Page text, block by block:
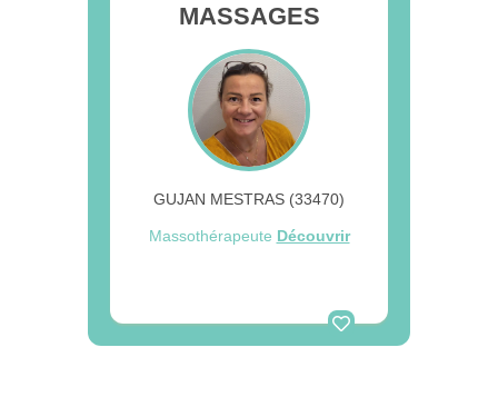
MASSAGES
GUJAN MESTRAS (33470)
Massothérapeute Découvrir